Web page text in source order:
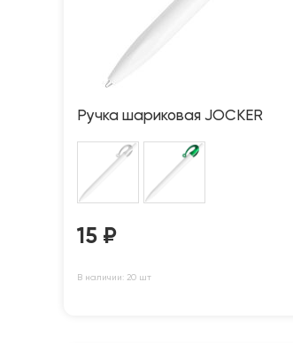
Ручка шариковая JOCKER
15 ₽
В наличии: 20 шт